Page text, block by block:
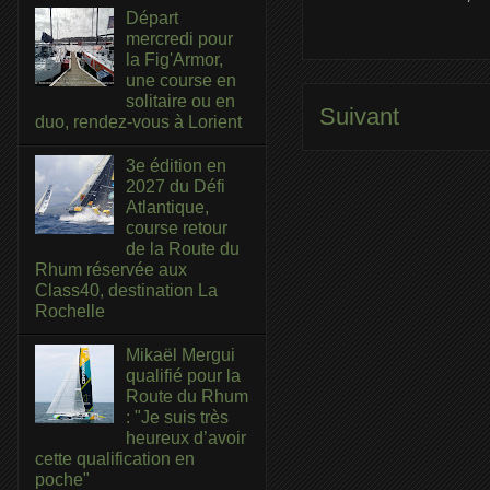
Suivant
Départ
mercredi pour
la Fig'Armor,
une course en
solitaire ou en
duo, rendez-vous à Lorient
3e édition en
2027 du Défi
Atlantique,
course retour
de la Route du
Rhum réservée aux
Class40, destination La
Rochelle
Mikaël Mergui
qualifié pour la
Route du Rhum
: "Je suis très
heureux d’avoir
cette qualification en
poche"